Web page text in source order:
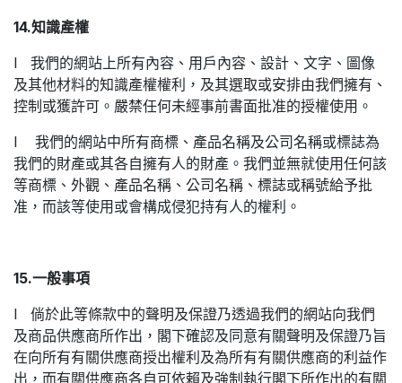
14.知識產權
l 我們的網站上所有內容、用戶內容、設計、文字、圖像
及其他材料的知識產權權利，及其選取或安排由我們擁有、
控制或獲許可。嚴禁任何未經事前書面批准的授權使用。
l 我們的網站中所有商標、產品名稱及公司名稱或標誌為
我們的財產或其各自擁有人的財產。我們並無就使用任何該
等商標、外觀、產品名稱、公司名稱、標誌或稱號給予批
准，而該等使用或會構成侵犯持有人的權利。
15.一般事項
l 倘於此等條款中的聲明及保證乃透過我們的網站向我們
及商品供應商所作出，閣下確認及同意有關聲明及保證乃旨
在向所有有關供應商授出權利及為所有有關供應商的利益作
出，而有關供應商各自可依賴及強制執行閣下所作出的有關